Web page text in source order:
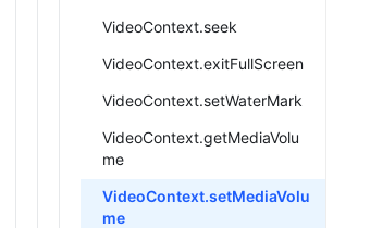
VideoContext.seek
VideoContext.exitFullScreen
VideoContext.setWaterMark
VideoContext.getMediaVolu
me
VideoContext.setMediaVolu
me